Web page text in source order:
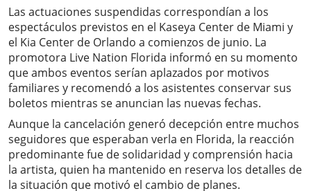
Las actuaciones suspendidas correspondían a los
espectáculos previstos en el Kaseya Center de Miami y
el Kia Center de Orlando a comienzos de junio. La
promotora Live Nation Florida informó en su momento
que ambos eventos serían aplazados por motivos
familiares y recomendó a los asistentes conservar sus
boletos mientras se anuncian las nuevas fechas.
Aunque la cancelación generó decepción entre muchos
seguidores que esperaban verla en Florida, la reacción
predominante fue de solidaridad y comprensión hacia
la artista, quien ha mantenido en reserva los detalles de
la situación que motivó el cambio de planes.